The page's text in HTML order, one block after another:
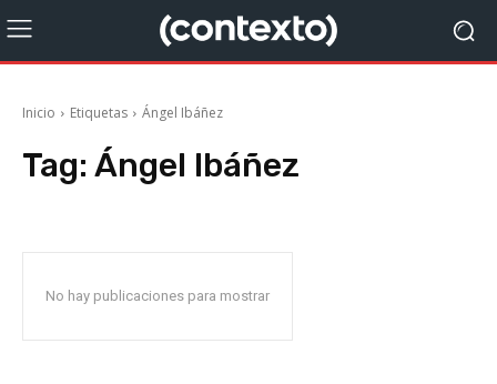
Inicio Etiquetas Ángel Ibáñez
Tag: Ángel Ibáñez
No hay publicaciones para mostrar